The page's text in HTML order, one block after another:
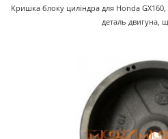
Кришка блоку циліндра для Honda GX160,
деталь двигуна,